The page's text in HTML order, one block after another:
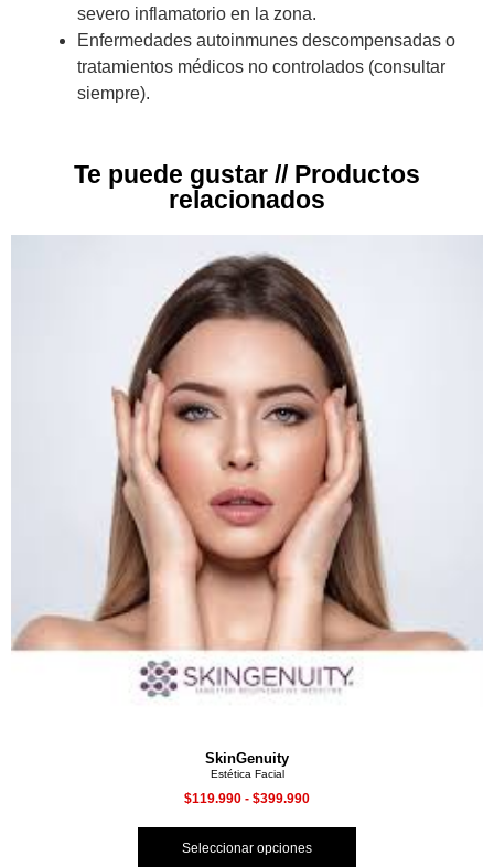
severo inflamatorio en la zona.
Enfermedades autoinmunes descompensadas o
tratamientos médicos no controlados (consultar
siempre).
Te puede gustar // Productos
relacionados
SkinGenuity
Estética Facial
$119.990 - $399.990
Seleccionar opciones